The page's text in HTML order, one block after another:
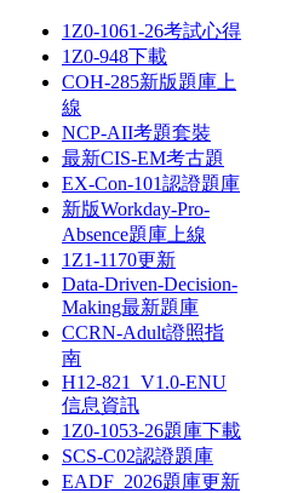
1Z0-1061-26考試心得
1Z0-948下載
COH-285新版題庫上
線
NCP-AII考題套裝
最新CIS-EM考古題
EX-Con-101認證題庫
新版Workday-Pro-
Absence題庫上線
1Z1-1170更新
Data-Driven-Decision-
Making最新題庫
CCRN-Adult證照指
南
H12-821_V1.0-ENU
信息資訊
1Z0-1053-26題庫下載
SCS-C02認證題庫
EADF_2026題庫更新